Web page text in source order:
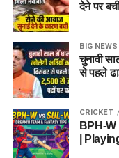
देने पर
BIG NEWS
चुनावी
से पहले
CRICKET
BPH-
|